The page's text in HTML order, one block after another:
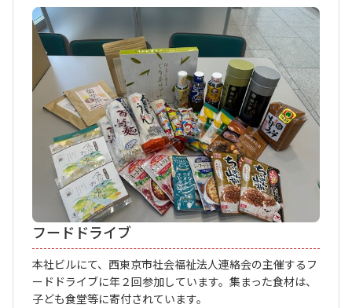
フードドライブ
本社ビルにて、西東京市社会福祉法人連絡会の主催するフ
ードドライブに年２回参加しています。集まった食材は、
子ども食堂等に寄付されています。